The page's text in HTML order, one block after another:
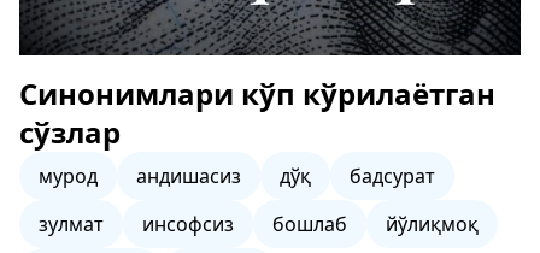
Синонимлари кўп кўрилаётган
сўзлар
мурод андишасиз дўқ
бадсурат
зулмат
инсофсиз бошлаб
йўлиқмоқ